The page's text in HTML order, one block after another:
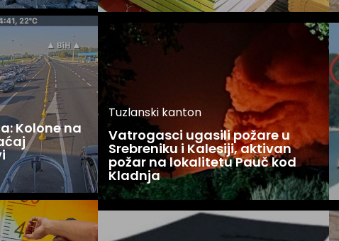
Kolone na
Tuzlanski kanton
Vatrogasci ugasili požare u
Srebreniku i Kalesiji, aktivan
požar na lokalitetu Pauč kod
Kladnja